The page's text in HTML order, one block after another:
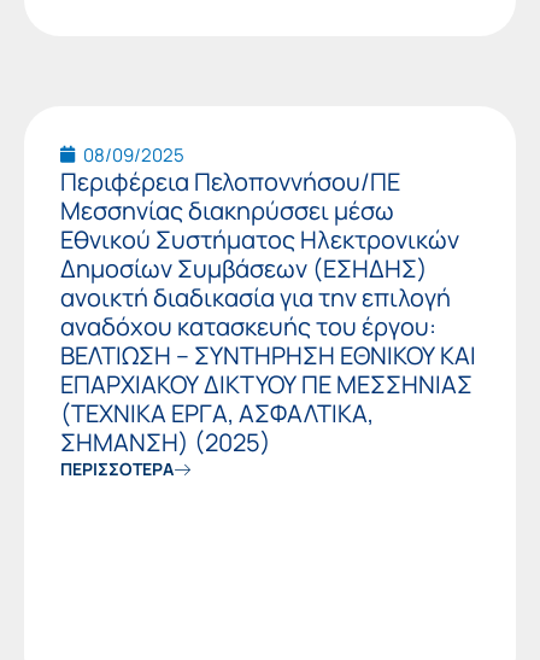
08/09/2025
Περιφέρεια Πελοποννήσου/ΠΕ
Μεσσηνίας διακηρύσσει μέσω
Εθνικού Συστήματος Ηλεκτρονικών
Δημοσίων Συμβάσεων (ΕΣΗΔΗΣ)
ανοικτή διαδικασία για την επιλογή
αναδόχου κατασκευής του έργου:
ΒΕΛΤΙΩΣΗ – ΣΥΝΤΗΡΗΣΗ ΕΘΝΙΚΟΥ ΚΑΙ
ΕΠΑΡΧΙΑΚΟΥ ΔΙΚΤΥΟΥ ΠΕ ΜΕΣΣΗΝΙΑΣ
(ΤΕΧΝΙΚΑ ΕΡΓΑ, ΑΣΦΑΛΤΙΚΑ,
ΣΗΜΑΝΣΗ) (2025)
ΠΕΡΙΣΣΟΤΕΡΑ